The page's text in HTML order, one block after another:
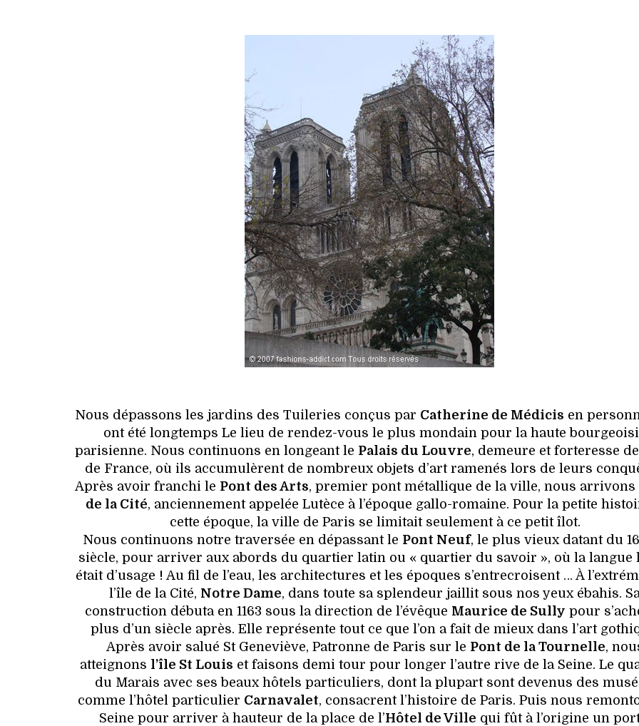
Nous dépassons les jardins des Tuileries conçus par Catherine de Médicis en
ont été longtemps Le lieu de rendez-vous le plus mondain pour la haute
parisienne. Nous continuons en longeant le Palais du Louvre, demeure et forteresse
de France, où ils accumulèrent de nombreux objets d’art ramenés lors de leurs
Après avoir franchi le Pont des Arts, premier pont métallique de la ville, nous arrivons
de la Cité, anciennement appelée Lutèce à l’époque gallo-romaine. Pour la petite
cette époque, la ville de Paris se limitait seulement à ce petit îlot.
Nous continuons notre traversée en dépassant le Pont Neuf, le plus vieux datant du
siècle, pour arriver aux abords du quartier latin ou « quartier du savoir », où la langue
était d’usage ! Au fil de l’eau, les architectures et les époques s’entrecroisent … À
l’île de la Cité, Notre Dame, dans toute sa splendeur jaillit sous nos yeux ébahis.
construction débuta en 1163 sous la direction de l’évêque Maurice de Sully pour
plus d’un siècle après. Elle représente tout ce que l’on a fait de mieux dans l’art
Après avoir salué St Geneviève, Patronne de Paris sur le Pont de la Tournelle,
atteignons l’île St Louis et faisons demi tour pour longer l’autre rive de la Seine. Le
du Marais avec ses beaux hôtels particuliers, dont la plupart sont devenus des
comme l’hôtel particulier Carnavalet, consacrent l’histoire de Paris. Puis nous
Seine pour arriver à hauteur de la place de l’Hôtel de Ville qui fût à l’origine un